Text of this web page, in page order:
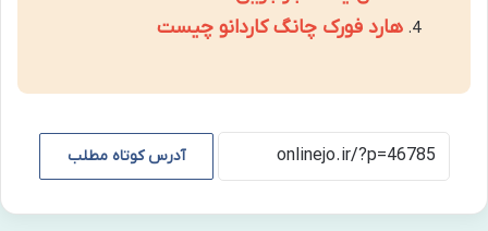
هارد فورک چانگ کاردانو چیست
آدرس کوتاه مطلب